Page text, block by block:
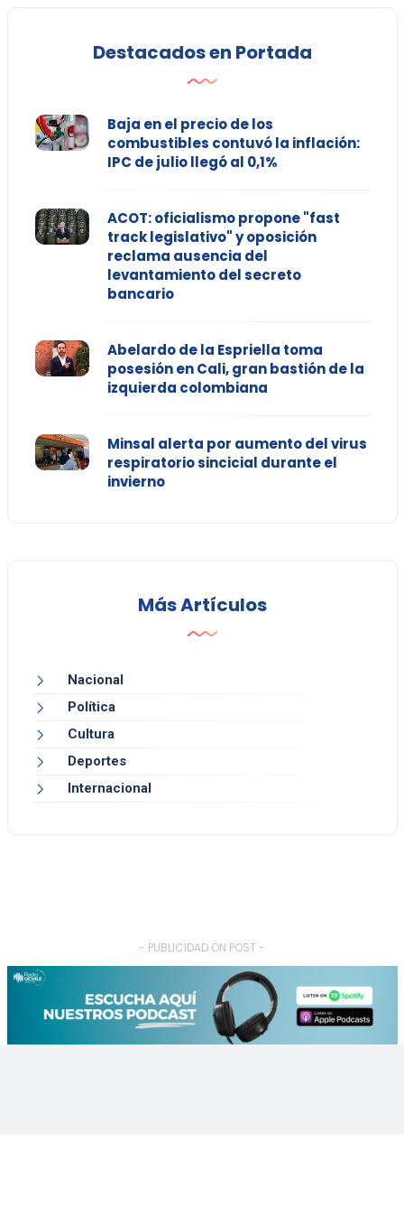
Destacados en Portada
Baja en el precio de los
combustibles contuvó la inflación:
IPC de julio llegó al 0,1%
ACOT: oficialismo propone "fast
track legislativo" y oposición
reclama ausencia del
levantamiento del secreto
bancario
Abelardo de la Espriella toma
posesión en Cali, gran bastión de la
izquierda colombiana
Minsal alerta por aumento del virus
respiratorio sincicial durante el
invierno
Más Artículos
Nacional
Política
Cultura
Deportes
Internacional
- PUBLICIDAD ON POST -